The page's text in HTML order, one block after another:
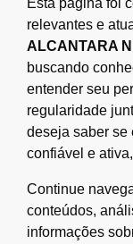
Esta página foi
relevantes e
ALCANTARA
buscando
entender seu
regularidade
deseja saber se
confiável e
Continue
conteúdos,
informações